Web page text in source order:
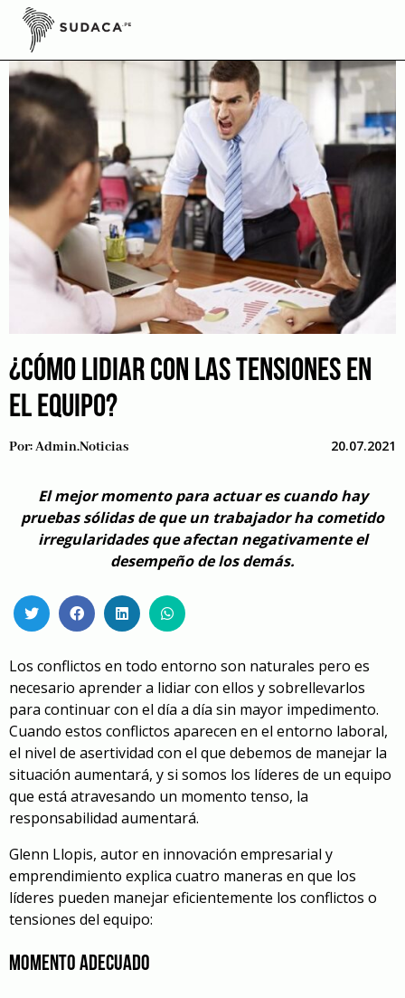
Skip
content
¿CÓMO LIDIAR CON LAS TENSIONES EN
EL EQUIPO?
Por:Admin.noticias 20.07.2021
El mejor momento para actuar es cuando hay
pruebas sólidas de que un trabajador ha cometido
irregularidades que afectan negativamente el
desempeño de los demás.
Los conflictos en todo entorno son naturales pero es
necesario aprender a lidiar con ellos y sobrellevarlos
para continuar con el día a día sin mayor impedimento.
Cuando estos conflictos aparecen en el entorno laboral,
el nivel de asertividad con el que debemos de manejar la
situación aumentará, y si somos los líderes de un equipo
que está atravesando un momento tenso, la
responsabilidad aumentará.
Glenn Llopis, autor en innovación empresarial y
emprendimiento explica cuatro maneras en que los
líderes pueden manejar eficientemente los conflictos o
tensiones del equipo:
Momento adecuado